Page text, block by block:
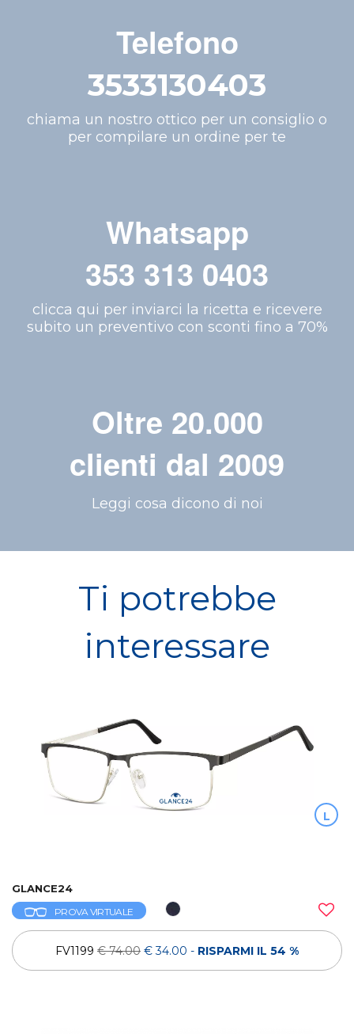
Telefono
3533130403
chiama un nostro ottico per un consiglio o
per compilare un ordine per te
Whatsapp
353 313 0403
clicca qui per inviarci la ricetta e ricevere
subito un preventivo con sconti fino a 70%
Oltre 20.000
clienti dal 2009
Leggi cosa dicono di noi
Ti potrebbe
interessare
L
GLANCE24
PROVA VIRTUALE
FV1199 € 74.00 € 34.00 - RISPARMI IL 54 %